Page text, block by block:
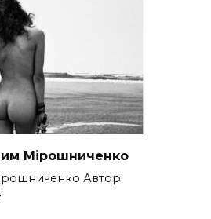
Мірошниченко
Автор: